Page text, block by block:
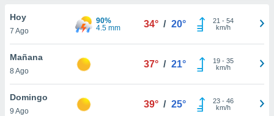
en
nuestra
y
Hoy
7 Ago
90%
4.5 mm
34° / 20° 21 - 54
km/h
Mañana
8 Ago
37° / 21° 19- 35
km/h
Domingo
9 Ago
39° / 25° 23- 46
km/h